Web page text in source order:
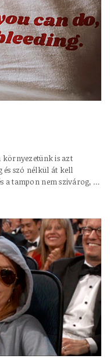
környezetünk is azt
és szó nélkül át kell
a tampon nem szivárog, …